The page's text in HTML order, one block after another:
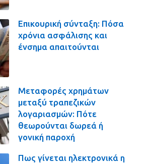
Επικουρική σύνταξη: Πόσα
χρόνια ασφάλισης και
ένσημα απαιτούνται
Μεταφορές χρημάτων
μεταξύ τραπεζικών
λογαριασμών: Πότε
θεωρούνται δωρεά ή
γονική παροχή
Πως γίνεται ηλεκτρονικά η